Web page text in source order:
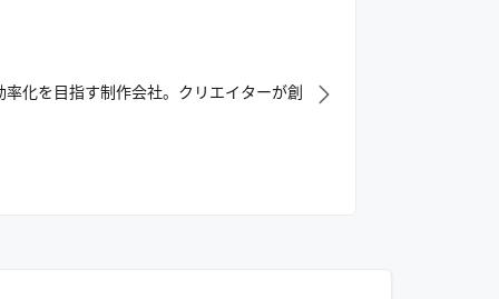
化を目指す制作会社。クリエイターが創